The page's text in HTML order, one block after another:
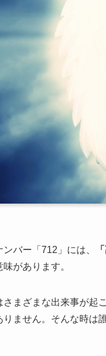
バー「712」には、
味があります。
さまざまな出来事が起
りません。そんな時は